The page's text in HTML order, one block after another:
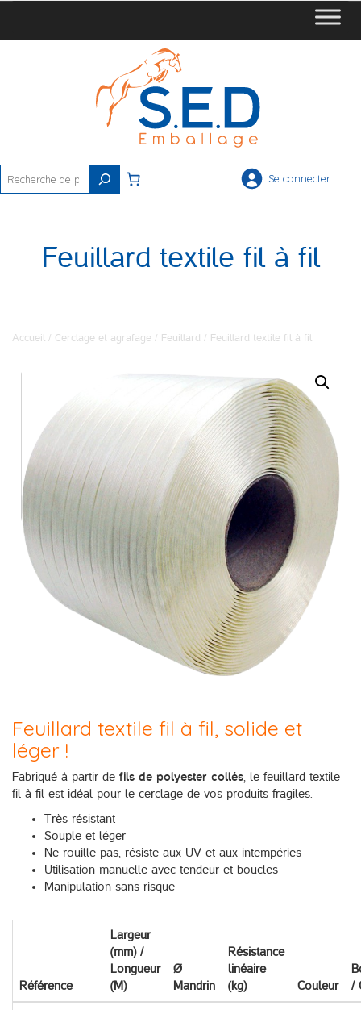
Rechercher
Se connecter
Feuillard textile fil à fil
Accueil / Cerclage et agrafage / Feuillard / Feuillard textile fil à fil
Feuillard textile fil à fil, solide et
léger !
Fabriqué à partir de fils de polyester collés, le feuillard textile
fil à fil est idéal pour le cerclage de vos produits fragiles.
Très résistant
Souple et léger
Ne rouille pas, résiste aux UV et aux intempéries
Utilisation manuelle avec tendeur et boucles
Manipulation sans risque
Référence
Largeur
(mm) /
Longueur
(M)
Ø
Mandrin
Résistance
linéaire
(kg)
Couleur
/